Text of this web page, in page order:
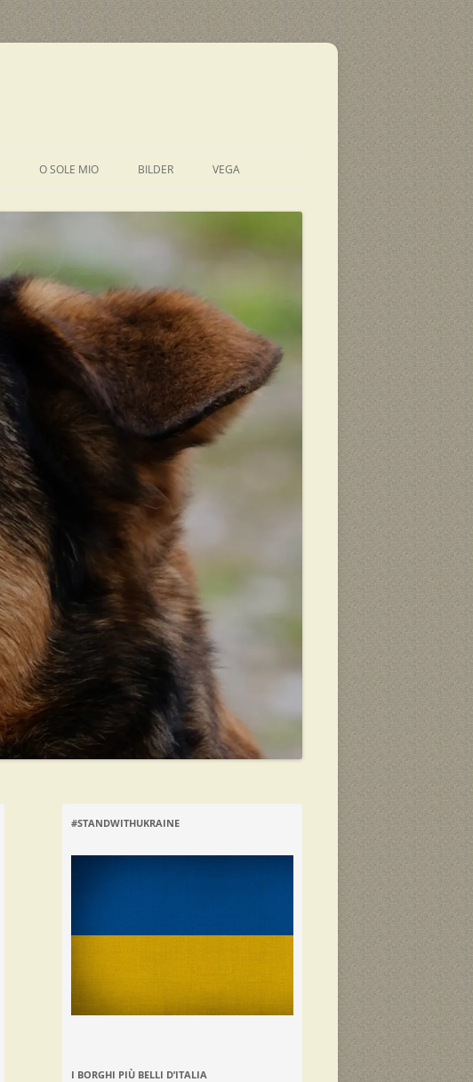
O SOLE MIO BILDER VEGA
#STANDWITHUKRAINE
I BORGHI PIÙ BELLI D’ITALIA